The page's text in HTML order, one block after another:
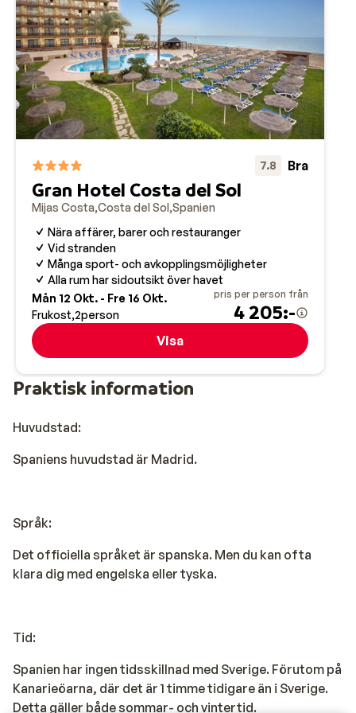
7.8 Bra
Gran Hotel Costa del Sol
Mijas Costa Costa del Sol Spanien
Nära affärer, barer och restauranger
Vid stranden
Många sport- och avkopplingsmöjligheter
Alla rum har sidoutsikt över havet
Mån 12 Okt. - Fre 16 Okt.
Frukost 2person
pris per person från
4 205:-
Visa
Praktisk information
Huvudstad:
Spaniens huvudstad är Madrid.
Språk:
Det officiella språket är spanska. Men du kan ofta
klara dig med engelska eller tyska.
Tid:
Spanien har ingen tidsskillnad med Sverige. Förutom på
Kanarieöarna, där det är 1 timme tidigare än i Sverige.
Detta gäller både sommar- och vintertid.